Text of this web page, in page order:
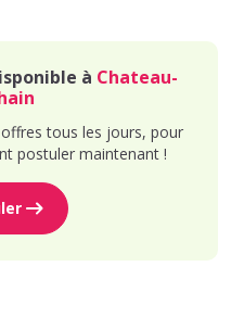
à Chateau-
tous les jours, pour
postuler maintenant !